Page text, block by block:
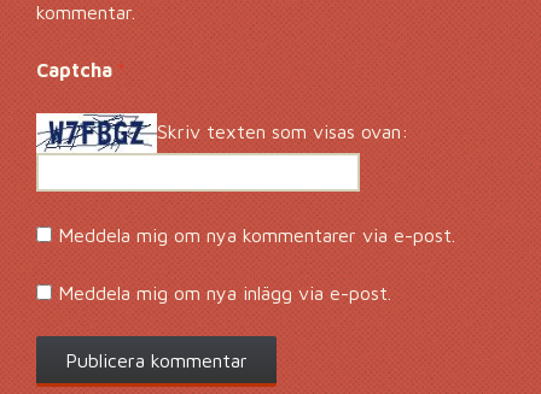
kommentar.
Captcha*
Skriv texten som visas ovan:
Meddela mig om nya kommentarer via e-post.
Meddela mig om nya inlägg via e-post.